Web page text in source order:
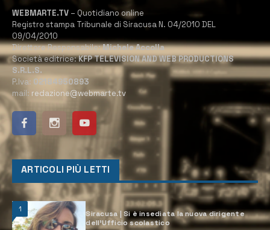
WEBMARTE.TV – Quotidiano online
Registro stampa Tribunale di Siracusa N. 04/2010 DEL
09/04/2010
Direttore Responsabile:Michele Accolla
Società editrice:KFP TELEVISION AND WEB PRODUCTIONS
S.R.L.S.
P.Iva: 02184950893
mail: redazione@webmarte.tv
ARTICOLI PIÙ LETTI
1
Siracusa | Si è insediata la nuova dirigente
dell’Ufficio scolastico